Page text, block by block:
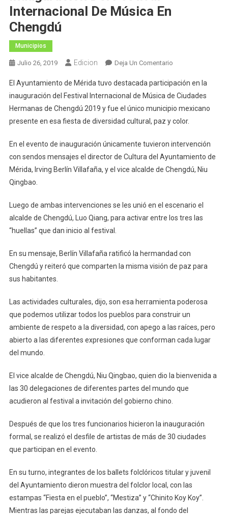
Internacional De Música En
Chengdú
Municipios
Julio 26, 2019 Edicion Deja Un ComentarioEn
Mérida
En
La
Inauguración
Festival
Internacional
De
Chengdú
El Ayuntamiento de Mérida tuvo destacada participación en la
inauguración del Festival Internacional de Música de Ciudades
Hermanas de Chengdú 2019 y fue el único municipio mexicano
presente en esa fiesta de diversidad cultural, paz y color.
En el evento de inauguración únicamente tuvieron intervención
con sendos mensajes el director de Cultura del Ayuntamiento de
Mérida, Irving Berlín Villafaña, y el vice alcalde de Chengdú, Niu
Qingbao.
Luego de ambas intervenciones se les unió en el escenario el
alcalde de Chengdú, Luo Qiang, para activar entre los tres las
“huellas” que dan inicio al festival.
En su mensaje, Berlín Villafaña ratificó la hermandad con
Chengdú y reiteró que comparten la misma visión de paz para
sus habitantes.
Las actividades culturales, dijo, son esa herramienta poderosa
que podemos utilizar todos los pueblos para construir un
ambiente de respeto a la diversidad, con apego a las raíces, pero
abierto a las diferentes expresiones que conforman cada lugar
del mundo.
El vice alcalde de Chengdú, Niu Qingbao, quien dio la bienvenida a
las 30 delegaciones de diferentes partes del mundo que
acudieron al festival a invitación del gobierno chino.
Después de que los tres funcionarios hicieron la inauguración
formal, se realizó el desfile de artistas de más de 30 ciudades
que participan en el evento.
En su turno, integrantes de los ballets folclóricos titular y juvenil
del Ayuntamiento dieron muestra del folclor local, con las
estampas “Fiesta en el pueblo”, “Mestiza” y “Chinito Koy Koy”.
Mientras las parejas ejecutaban las danzas, al fondo del